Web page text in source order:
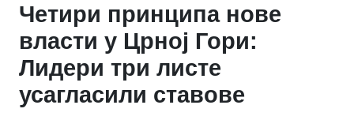
Четири принципа нове
власти у Црној Гори:
Лидери три листе
усагласили ставове